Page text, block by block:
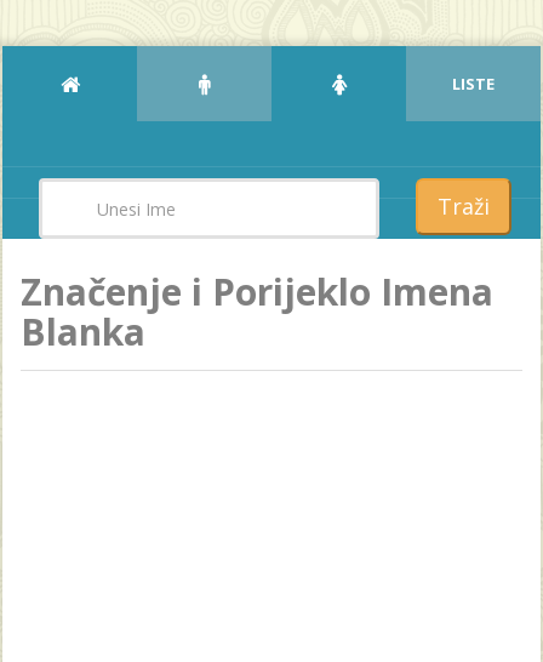
LISTE
Traži
Značenje i Porijeklo Imena
Blanka